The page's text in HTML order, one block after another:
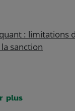
: limitations
sanction
plus